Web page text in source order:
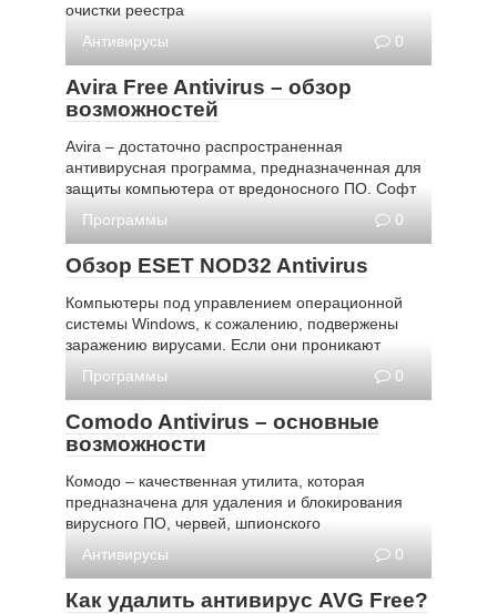
очистки реестра
Антивирусы
0
Avira Free Antivirus – обзор
возможностей
Avira – достаточно распространенная
антивирусная программа, предназначенная для
защиты компьютера от вредоносного ПО. Софт
Программы
0
Обзор ESET NOD32 Antivirus
Компьютеры под управлением операционной
системы Windows, к сожалению, подвержены
заражению вирусами. Если они проникают
Программы
0
Comodo Antivirus – основные
возможности
Комодо – качественная утилита, которая
предназначена для удаления и блокирования
вирусного ПО, червей, шпионского
Антивирусы
0
Как удалить антивирус AVG Free?